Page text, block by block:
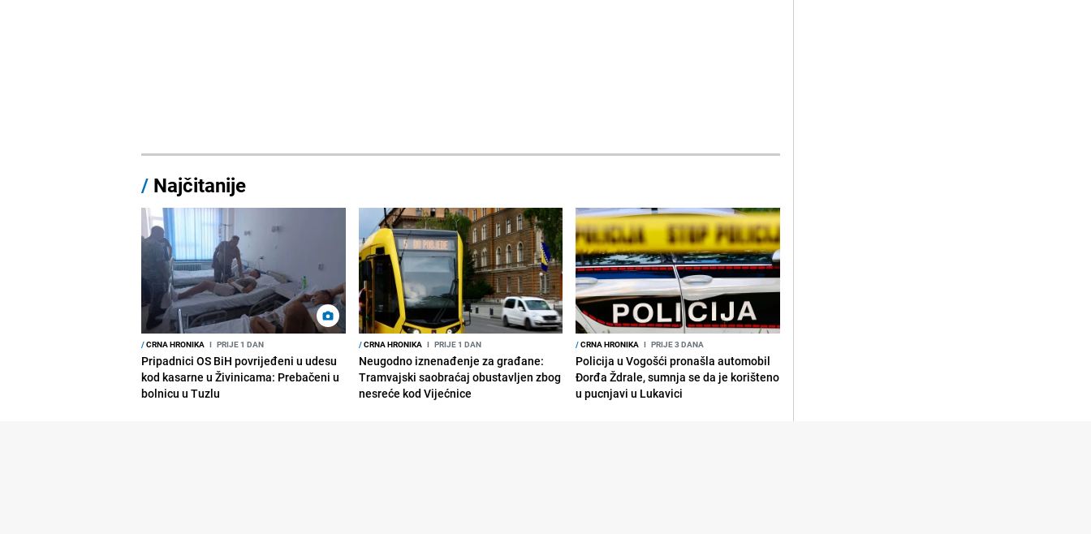
/ Najčitanije
/CRNA HRONIKA I PRIJE 1 DAN
Pripadnici OS BiH povrijeđeni u udesu
kod kasarne u Živinicama: Prebačeni u
bolnicu u Tuzlu
/CRNA HRONIKA I PRIJE 1 DAN
Neugodno iznenađenje za građane:
Tramvajski saobraćaj obustavljen zbog
nesreće kod Vijećnice
/CRNA HRONIKA I PRIJE 3 DANA
Policija u Vogošći pronašla automobil
Đorđa Ždrale, sumnja se da je korišteno
u pucnjavi u Lukavici